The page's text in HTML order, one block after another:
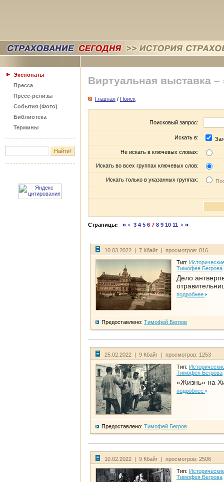
Экспонаты
Пресса
Пресс-релизы
События (Фото)
Библиотека
Термины
Виртуальная выставка –
Главная / Поиск
Поисковый запрос:
Искать в:
Не искать в ключевых словах:
Искать во всех группах ключевых слов:
Искать только в указанных группах:
Страницы: 3 4 5 6 7 8 9 10 11
10.03.2022 | 7 Кбайт | просмотров: 816
Тип:
Тимофея Бегрова
Дело
подробнее
Предоставлено: Тимофей Бегров
25.02.2022 | 9 Кбайт | просмотров: 1253
Тип:
Тимофея Бегрова
«Жизнь» на
подробнее
Предоставлено: Тимофей Бегров
10.02.2022 | 9 Кбайт | просмотров: 2506
Тип:
Тимофея Бегрова